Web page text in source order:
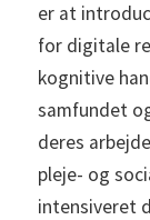
er at
for digitale
kognitive
samfundet
deres
pleje- og
intensiveret